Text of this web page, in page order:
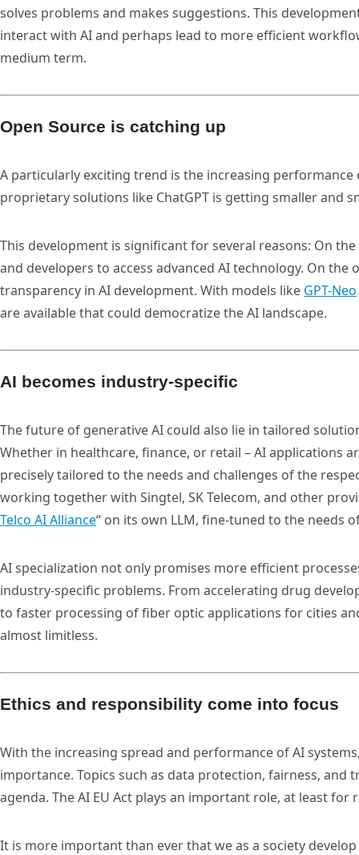
solves problems and makes suggestions. This
interact with AI and perhaps lead to more efficient
medium term.
Open Source is catching up
A particularly exciting trend is the increasing
proprietary solutions like ChatGPT is getting smaller and
This development is significant for several reasons: On
and developers to access advanced AI technology. On
transparency in AI development. With models like GPT-Neo
are available that could democratize the AI landscape.
AI becomes industry-specific
The future of generative AI could also lie in tailored
Whether in healthcare, finance, or retail – AI applications
precisely tailored to the needs and challenges of the
working together with Singtel, SK Telecom, and other
Telco AI Alliance“ on its own LLM, fine-tuned to the needs
AI specialization not only promises more efficient
industry-specific problems. From accelerating drug
to faster processing of fiber optic applications for cities
almost limitless.
Ethics and responsibility come into focus
With the increasing spread and performance of AI
importance. Topics such as data protection, fairness, and
agenda. The AI EU Act plays an important role, at least for
It is more important than ever that we as a society